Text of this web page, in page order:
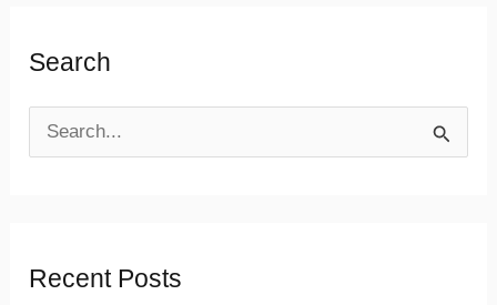
Search
fRecent Posts